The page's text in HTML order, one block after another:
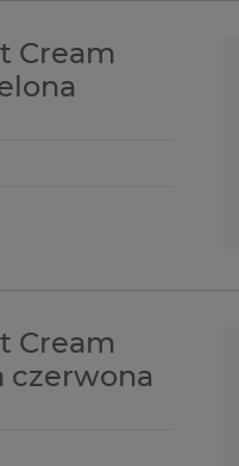
Cream
Cream
czerwona